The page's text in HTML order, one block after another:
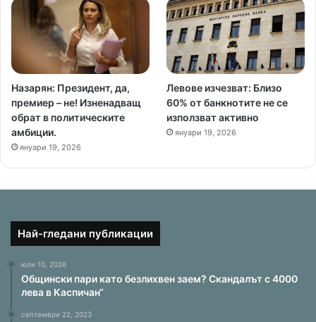
Назарян: Президент, да,
премиер – не! Изненадващ
обрат в политическите
амбиции.
януари 19, 2026
Левове изчезват: Близо
60% от банкнотите не се
използват активно
януари 19, 2026
Най-гледани публикации
юли 10, 2026
Общински пари като безлихвен заем? Скандалът с 4000
лева в Каспичан“
септември 22, 2023